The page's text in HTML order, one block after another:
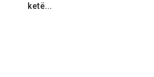
ketë...